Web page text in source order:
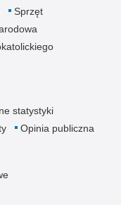
Sprzęt
statystyki
Opinia publiczna